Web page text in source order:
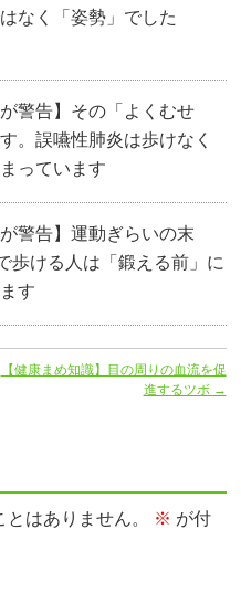
なく「姿勢」でした
が警告】その「よくむせ
。誤嚥性肺炎は歩けなく
っています
が警告】運動ぎらいの末
歩ける人は「鍛える前」に
す
【健康まめ知識】目の周りの血流を促
進するツボ →
はありません。 ※ が付